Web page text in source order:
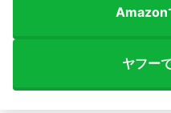
Amazon
ヤフー